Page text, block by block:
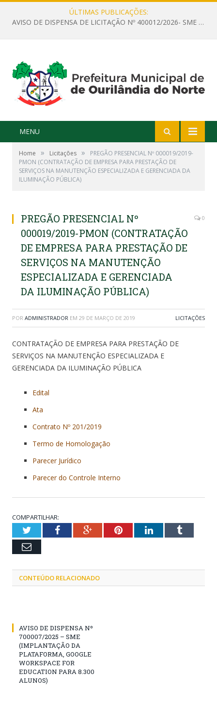
ÚLTIMAS PUBLICAÇÕES:
AVISO DE DISPENSA DE LICITAÇÃO Nº 400012/2026- SME – CONTRATAÇÃO DE EMPRESA ESPECIALIZADA PARA LOCAÇÃO DE ÔNIBUS EXECUTIVO COM CAPACIDADE DE 60 (SESSENTA) POLTRONAS, PARA TRANSPORTAR PROFESSORES RESPONSÁVEIS E ALUNOS PARA BRASÍLIA, COM SAÍDA DIA 10/08/2026 E RETORNO DIA 14/08/2026
MENU
Home » Licitações »
PREGÃO PRESENCIAL Nº 000019/2019-
PMON (CONTRATAÇÃO DE EMPRESA PARA PRESTAÇÃO DE
SERVIÇOS NA MANUTENÇÃO ESPECIALIZADA E GERENCIADA DA
ILUMINAÇÃO PÚBLICA)
PREGÃO PRESENCIAL Nº
000019/2019-PMON (CONTRATAÇÃO
DE EMPRESA PARA PRESTAÇÃO DE
SERVIÇOS NA MANUTENÇÃO
ESPECIALIZADA E GERENCIADA
DA ILUMINAÇÃO PÚBLICA)
0
POR ADMINISTRADOR EM 29 DE MARÇO DE 2019 LICITAÇÕES
CONTRATAÇÃO DE EMPRESA PARA PRESTAÇÃO DE
SERVIÇOS NA MANUTENÇÃO ESPECIALIZADA E
GERENCIADA DA ILUMINAÇÃO PÚBLICA
Edital
Ata
Contrato Nº 201/2019
Termo de Homologação
Parecer Jurídico
Parecer do Controle Interno
COMPARTILHAR:
TwitterFacebookGoogle+PinterestLinkedInTumblr
Email
CONTEÚDO RELACIONADO
AVISO DE DISPENSA Nº
700007/2025 – SME
(IMPLANTAÇÃO DA
PLATAFORMA, GOOGLE
WORKSPACE FOR
EDUCATION PARA 8.300
ALUNOS)